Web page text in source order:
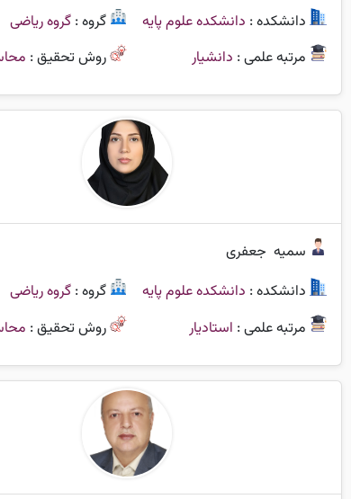
دانشکده : دانشکده علوم پایه گروه :گروه ریاضی
مرتبه علمی : دانشیار روش تحقیق :
سمیه جعفری
دانشکده : دانشکده علوم پایه گروه :گروه ریاضی
مرتبه علمی : استادیار روش تحقیق :